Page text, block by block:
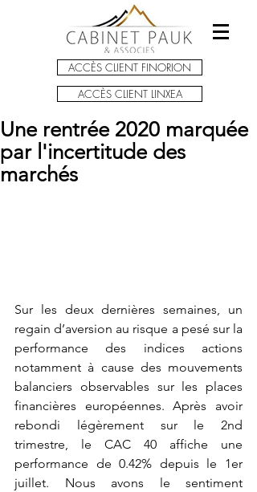
ACCÈS CLIENT FINORION
ACCÈS CLIENT LINXEA
Une rentrée 2020 marquée
par l'incertitude des
marchés
Sur les deux dernières semaines, un
regain d’aversion au risque a pesé sur la
performance des indices actions
notamment à cause des mouvements
balanciers observables sur les places
financières européennes. Après avoir
rebondi légèrement sur le 2nd
trimestre, le CAC 40 affiche une
performance de 0.42% depuis le 1er
juillet. Nous avons le sentiment